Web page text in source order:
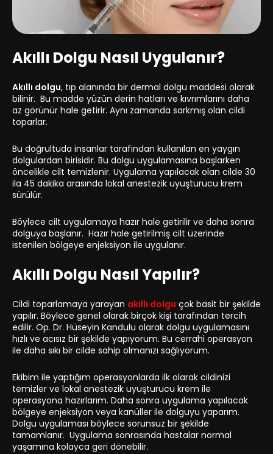
Akıllı Dolgu Nasıl Uygulanır?
Akıllı dolgu, tıp alanında bir dermal dolgu maddesi olarak
bilinir. Bu madde yüzün derin hatları ve kıvrımlarını daha
az görünür hale getirir. Aynı zamanda sarkmış olan cildi
toparlar.
Bu doğrultuda insanlar tarafından kullanılan en yaygın
dolgulardan birisidir. Bu dolgu uygulamasına başlarken
öncelikle cilt temizlenir. Uygulama yapılacak olan cilde 30
ila 45 dakika arasında lokal anestezik uyuşturucu krem
sürülür.
Böylece cilt uygulamaya hazır hale getirilir ve daha sonra
dolguya başlanır. Hazır hale getirilmiş cilt üzerinde
istenilen bölgeye enjeksiyon ile uygulanır.
Akıllı Dolgu Nasıl Yapılır?
Cildi toparlamaya yarayan akıllı dolgu çok basit bir şekilde
yapılır. Böylece genel olarak birçok kişi tarafından tercih
edilir. Op. Dr. Hüseyin Kandulu olarak dolgu uygulamasını
hızlı ve acısız bir şekilde yapıyorum. Bu cerrahi operasyon
ile daha sıkı bir cilde sahip olmanızı sağlıyorum.
Ekibim ile yaptığım operasyonlarda ilk olarak cildinizi
temizler ve lokal anestezik uyuşturucu krem ile
operasyona hazırlarım. Daha sonra uygulama yapılacak
bölgeye enjeksiyon veya kanüller ile dolguyu yaparım.
Dolgu uygulaması böylece sorunsuz bir şekilde
tamamlanır. Uygulama sonrasında hastalar normal
yaşamına kolayca geri dönebilir.